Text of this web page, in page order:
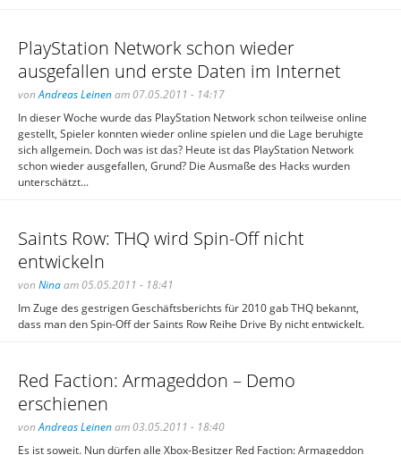
PlayStation Network schon wieder
ausgefallen und erste Daten im Internet
vonAndreas Leinenam 07.05.2011 - 14:17
In dieser Woche wurde das PlayStation Network schon teilweise online
gestellt, Spieler konnten wieder online spielen und die Lage beruhigte
sich allgemein. Doch was ist das? Heute ist das PlayStation Network
schon wieder ausgefallen, Grund? Die Ausmaße des Hacks wurden
unterschätzt...
Saints Row: THQ wird Spin-Off nicht
entwickeln
von Ninaam 05.05.2011 - 18:41
Im Zuge des gestrigen Geschäftsberichts für 2010 gab THQ bekannt,
dass man den Spin-Off der Saints Row Reihe Drive By nicht entwickelt.
Red Faction: Armageddon – Demo
erschienen
vonAndreas Leinenam 03.05.2011 - 18:40
Es ist soweit. Nun dürfen alle Xbox-Besitzer Red Faction: Armageddon